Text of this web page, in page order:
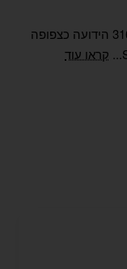
גוף השעון ורצועה עשויים פלדת אל -חלד 316L הידועה כצפופה
קראו עוד